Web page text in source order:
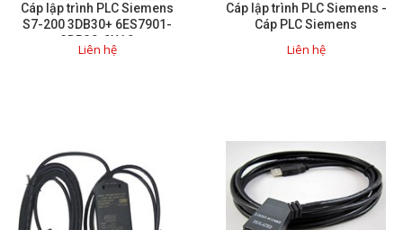
Cáp lập trình PLC Siemens
S7-200 3DB30+ 6ES7901-
3DB30-0XA0
Liên hệ
Cáp lập trình PLC Siemens -
Cáp PLC Siemens
Liên hệ
Giải pháp quản lý bằng mã
Bảng Led hiển thị nhiệt độ
độ ẩm
Đồng hồ thời gian thực